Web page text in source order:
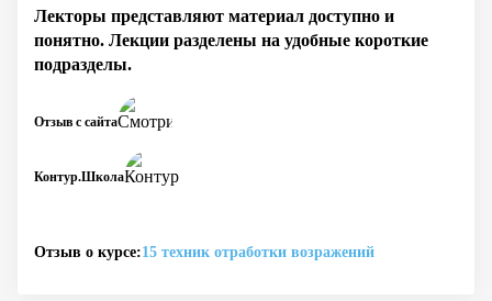
Лекторы представляют материал доступно и
понятно. Лекции разделены на удобные короткие
подразделы.
Контур.Школа
Отзыв с сайта
Отзыв о курсе:15 техник отработки возражений